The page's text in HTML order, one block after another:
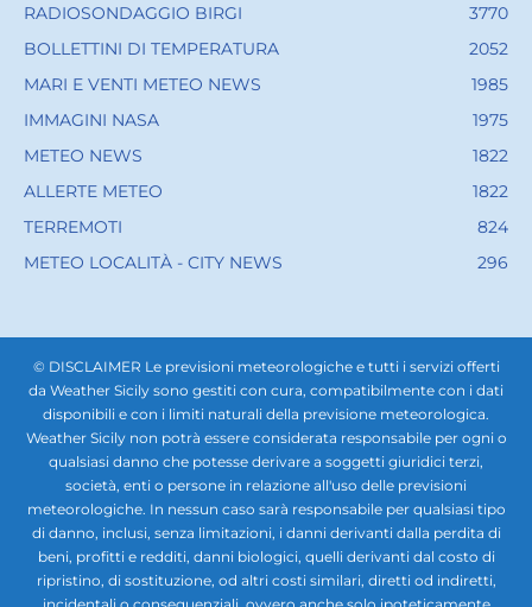
RADIOSONDAGGIO BIRGI
3770
BOLLETTINI DI TEMPERATURA
2052
MARI E VENTI METEO NEWS
1985
IMMAGINI NASA
1975
METEO NEWS
1822
ALLERTE METEO
1822
TERREMOTI
824
METEO LOCALITÀ - CITY NEWS
296
© DISCLAIMER Le previsioni meteorologiche e tutti i servizi offerti
da Weather Sicily sono gestiti con cura, compatibilmente con i dati
disponibili e con i limiti naturali della previsione meteorologica.
Weather Sicily non potrà essere considerata responsabile per ogni o
qualsiasi danno che potesse derivare a soggetti giuridici terzi,
società, enti o persone in relazione all'uso delle previsioni
meteorologiche. In nessun caso sarà responsabile per qualsiasi tipo
di danno, inclusi, senza limitazioni, i danni derivanti dalla perdita di
beni, profitti e redditi, danni biologici, quelli derivanti dal costo di
ripristino, di sostituzione, od altri costi similari, diretti od indiretti,